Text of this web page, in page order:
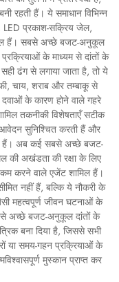
रहती हैं। ये समाधान विभिन्न
LED प्रकाश-सक्रिय जेल,
हैं। सबसे अच्छे बजट-अनुकूल
के माध्यम से दांतों के
ढंग से लगाया जाता है, तो ये
चाय, शराब और तम्बाकू से
के कारण होने वाले गहरे
तकनीकी विशेषताएँ सटीक
आवेदन सुनिश्चित करती हैं और
हैं। अब कई सबसे अच्छे बजट-
की अखंडता की रक्षा के लिए
करने वाले एजेंट शामिल हैं।
नहीं हैं, बल्कि ये नौकरी के
महत्वपूर्ण जीवन घटनाओं के
अच्छे बजट-अनुकूल दांतों के
बना दिया है, जिससे सभी
या समय-गहन प्रक्रियाओं के
मुस्कान प्राप्त कर